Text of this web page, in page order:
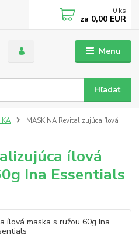
Menu
Hľadať
0 ks
za 0,00 EUR
MASKINA Revitalizujúca ílová
ílová
Ina Essentials